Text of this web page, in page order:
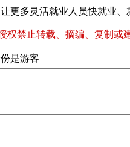
更多灵活就业人员快就业、
权禁止转载、摘编、复制或
是游客